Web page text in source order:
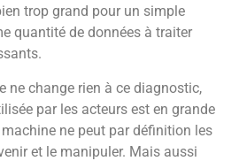
trop grand pour un simple
quantité de données à traiter
ne change rien à ce diagnostic,
par les acteurs est en grande
ne peut par définition les
et le manipuler. Mais aussi